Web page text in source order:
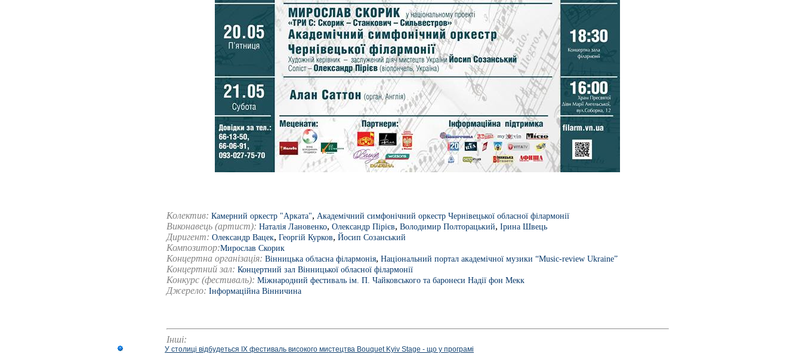
Колектив: Камерний оркестр "Арката", Академічний симфонічний оркестр Чернівецької обласної філармонії
Виконавець (артист): Наталія Лановенко, Олександр Пірієв, Володимир Полторацький, Ірина Швець
Диригент: Олександр Вацек, Георгій Курков, Йосип Созанський
Композитор:Мирослав Скорик
Концертна організація: Вінницька обласна філармонія, Національний портал академічної музики “Music-review Ukraine”
Концертний зал: Концертний зал Вінницької обласної філармонії
Конкурс (фестиваль): Міжнародний фестиваль ім. П. Чайковського та баронеси Надії фон Мекк
Джерело: Інформаційна Вінничина
Інші:
У столиці відбудеться IX фестиваль високого мистецтва Bouquet Kyiv Stage - що у програмі